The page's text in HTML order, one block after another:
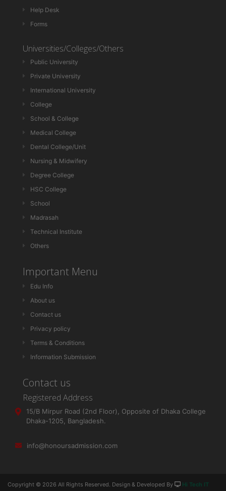
Help Desk
Forms
Universities/Colleges/Others
Public University
Private University
International University
College
School & College
Medical College
Dental College/Unit
Nursing & Midwifery
Degree College
HSC College
School
Madrasah
Technical Institute
Others
Important Menu
Edu Info
About us
Contact us
Privacy policy
Terms & Conditions
Information Submission
Contact us
Registered Address
15/B Mirpur Road (2nd Floor), Opposite of Dhaka College
Dhaka-1205, Bangladesh.
info@honoursadmission.com
Copyright © 2026 All Rights Reserved. Design & Developed By Hi Tech IT